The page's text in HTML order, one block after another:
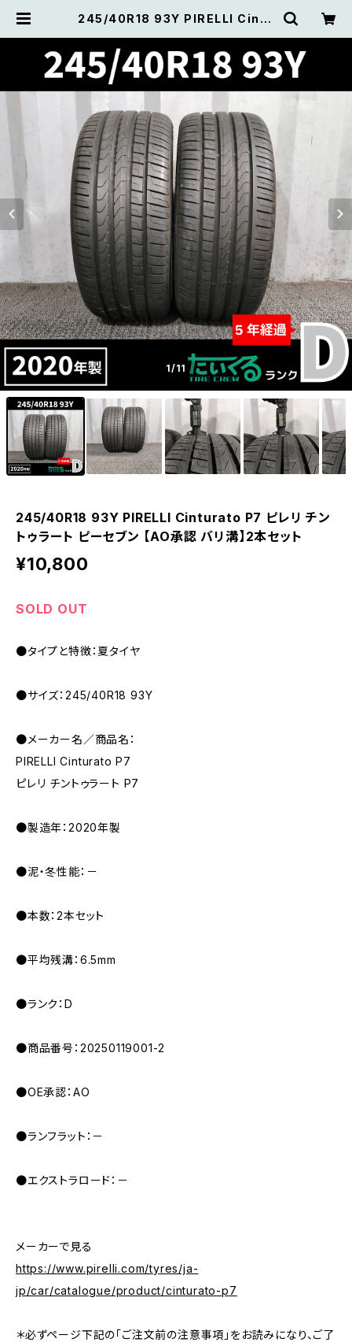
245/40R18 93Y PIRELLI Cintu
中古タイヤ たいくる
1/11
245/40R18 93Y PIRELLI Cinturato P7 ピレリ チン
トゥラート ピーセブン 【AO承認 バリ溝】2本セット
¥10,800
SOLD OUT
●タイプと特徴：夏タイヤ
●サイズ：245/40R18 93Y
●メーカー名／商品名：
PIRELLI Cinturato P7
ピレリ チントゥラート P7
●製造年：2020年製
●泥・冬性能：－
●本数：2本セット
●平均残溝：6.5mm
●ランク：D
●商品番号：20250119001-2
●OE承認：AO
●ランフラット：－
●エクストラロード：－
メーカーで見る
https://www.pirelli.com/tyres/ja-
jp/car/catalogue/product/cinturato-p7
＊必ずページ下記の「ご注文前の注意事項」をお読みになり、ご了